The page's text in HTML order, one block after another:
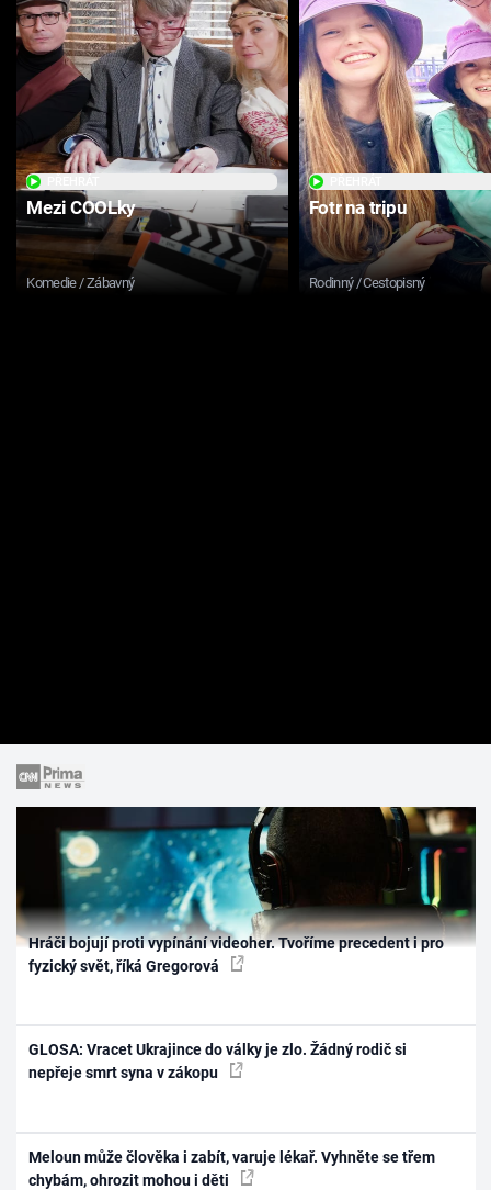
Mezi COOLky
Komedie / Zábavný
Fotr na tripu
Rodinný / Cestopisný
Hráči bojují proti vypínání videoher. Tvoříme precedent i pro
fyzický svět, říká Gregorová
GLOSA: Vracet Ukrajince do války je zlo. Žádný rodič si
nepřeje smrt syna v zákopu
Meloun může člověka i zabít, varuje lékař. Vyhněte se třem
chybám, ohrozit mohou i děti